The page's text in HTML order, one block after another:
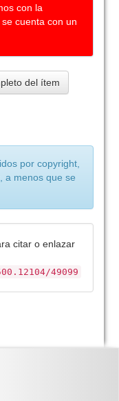
con la
cuenta con un
del ítem
por copyright,
a menos que se
citar o enlazar
49099